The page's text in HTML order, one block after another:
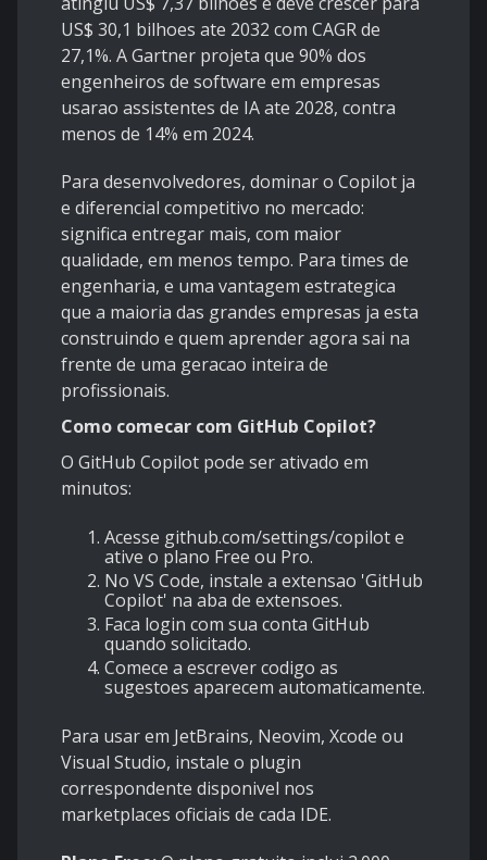
US$ 30,1 bilhoes ate 2032 com CAGR de
27,1%. A Gartner projeta que 90% dos
engenheiros de software em empresas
usarao assistentes de IA ate 2028, contra
menos de 14% em 2024.
Para desenvolvedores, dominar o Copilot ja
e diferencial competitivo no mercado:
significa entregar mais, com maior
qualidade, em menos tempo. Para times de
engenharia, e uma vantagem estrategica
que a maioria das grandes empresas ja esta
construindo e quem aprender agora sai na
frente de uma geracao inteira de
profissionais.
Como comecar com GitHub Copilot?
O GitHub Copilot pode ser ativado em
minutos:
Acesse github.com/settings/copilot e
ative o plano Free ou Pro.
No VS Code, instale a extensao 'GitHub
Copilot' na aba de extensoes.
Faca login com sua conta GitHub
quando solicitado.
Comece a escrever codigo as
sugestoes aparecem automaticamente.
Para usar em JetBrains, Neovim, Xcode ou
Visual Studio, instale o plugin
correspondente disponivel nos
marketplaces oficiais de cada IDE.